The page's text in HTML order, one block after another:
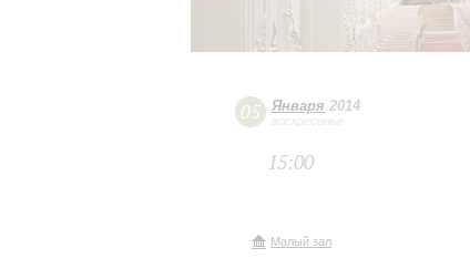
05 Января 2014
воскресенье
15:00
Малый зал